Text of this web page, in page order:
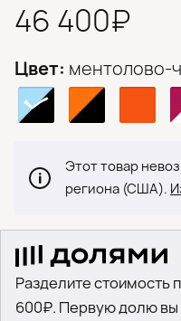
46 400₽
Цвет: ментолово-
Этот товар
региона (США).
Разделите стоимость
600₽. Первую долю вы